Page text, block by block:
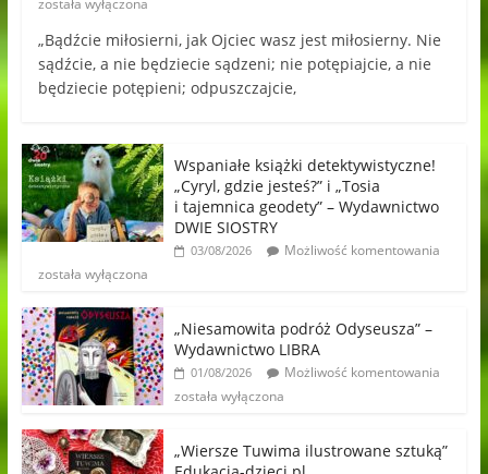
„Bądźcie miłosierni, jak Ojciec wasz jest miłosierny. Nie
sądźcie, a nie będziecie sądzeni; nie potępiajcie, a nie
będziecie potępieni; odpuszczajcie,
Wspaniałe książki detektywistyczne!
„Cyryl, gdzie jesteś?” i „Tosia
i tajemnica geodety” – Wydawnictwo
DWIE SIOSTRY
03/08/2026
Możliwość komentowania
została wyłączona
„Niesamowita podróż Odyseusza” –
Wydawnictwo LIBRA
01/08/2026
Możliwość komentowania
została wyłączona
„Wiersze Tuwima ilustrowane sztuką”